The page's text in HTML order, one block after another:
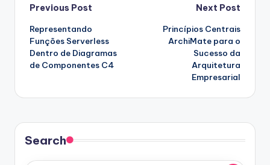
Post
navigation
Previous Post
Representando
Funções Serverless
Dentro de Diagramas
de Componentes C4
Next Post
Princípios Centrais
ArchiMate para o
Sucesso da
Arquitetura
Empresarial
Search